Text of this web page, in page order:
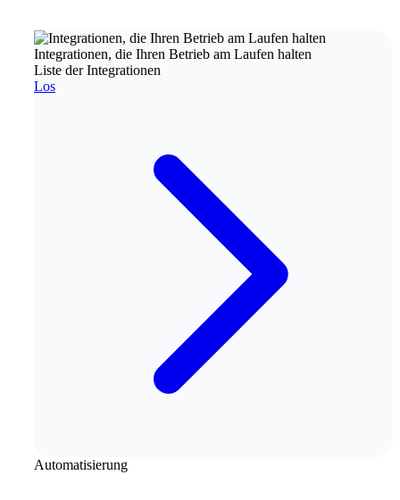
Integrationen, die Ihren Betrieb am Laufen halten
Liste der Integrationen
Los
Automatisierung